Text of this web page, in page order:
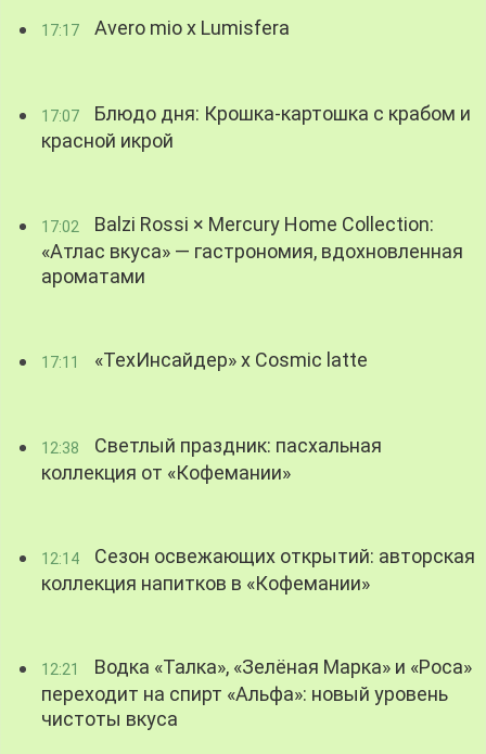
17:17 Avero mio x Lumisfera
17:07
Блюдо дня: Крошка-картошка с крабом и
красной икрой
17:02
Balzi Rossi × Mercury Home Collection:
«Атлас вкуса» — гастрономия, вдохновленная
ароматами
17:11 «ТехИнсайдер» х Cosmic latte
12:38
Светлый праздник: пасхальная
коллекция от «Кофемании»
12:14
Сезон освежающих открытий: авторская
коллекция напитков в «Кофемании»
12:21
Водка «Талка», «Зелёная Марка» и «Роса»
переходит на спирт «Альфа»: новый уровень
чистоты вкуса